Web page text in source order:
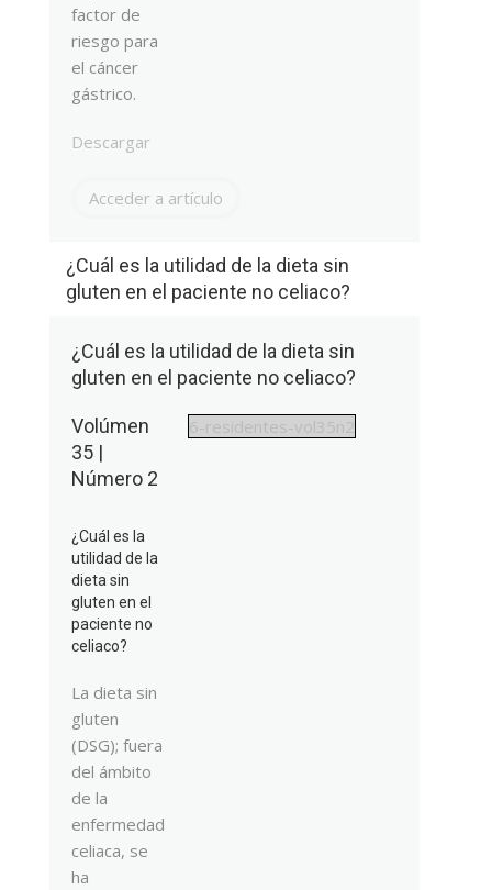
factor de
riesgo para
el cáncer
gástrico.
Descargar
Acceder a artículo
¿Cuál es la utilidad de la dieta sin
gluten en el paciente no celiaco?
¿Cuál es la utilidad de la dieta sin
gluten en el paciente no celiaco?
Volúmen
35 |
Número 2
¿Cuál es la
utilidad de la
dieta sin
gluten en el
paciente no
celiaco?
La dieta sin
gluten
(DSG); fuera
del ámbito
de la
enfermedad
celiaca, se
ha
6-residentes-vol35n2